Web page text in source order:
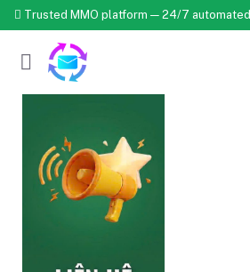
Trusted MMO platform — 24/7 automated